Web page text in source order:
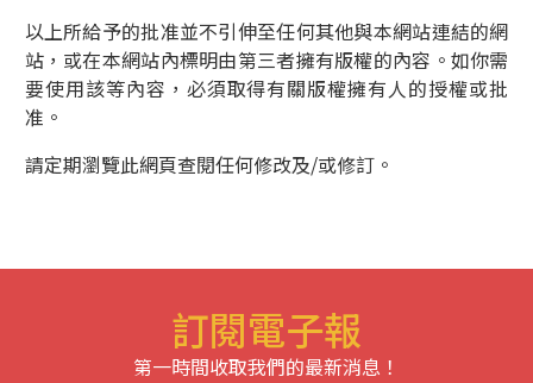
以上所給予的批准並不引伸至任何其他與本網站連結的網
站，或在本網站內標明由第三者擁有版權的內容。如你需
要使用該等內容，必須取得有關版權擁有人的授權或批
准。
請定期瀏覽此網頁查閱任何修改及/或修訂。
訂閱電子報
第一時間收取我們的最新消息！